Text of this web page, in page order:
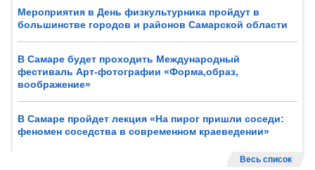
Мероприятия в День физкультурника пройдут в
большинстве городов и районов Самарской области
В Самаре будет проходить Международный
фестиваль Арт-фотографии «Форма,образ,
воображение»
В Самаре пройдет лекция «На пирог пришли соседи:
феномен соседства в современном краеведении»
Весь список